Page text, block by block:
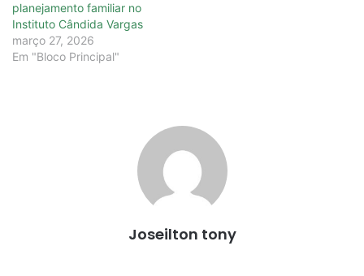
planejamento familiar no
Instituto Cândida Vargas
março 27, 2026
Em "Bloco Principal"
Joseilton tony